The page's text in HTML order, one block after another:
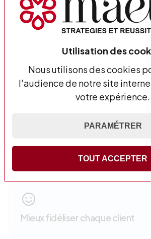
Utilisation des
Nous utilisons des cookies
l'audience de notre site
votre expérience.
PARAMÉTRER
TOUT ACCEPTER
Doper votre site e-commerce
Booster votre visibilité
Mieux fidéliser chaque client